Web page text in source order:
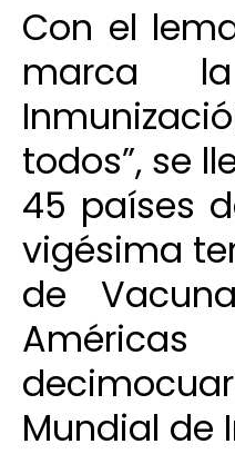
Con el
marca
todos”, se
45 países
vigésima
de
Mundial de